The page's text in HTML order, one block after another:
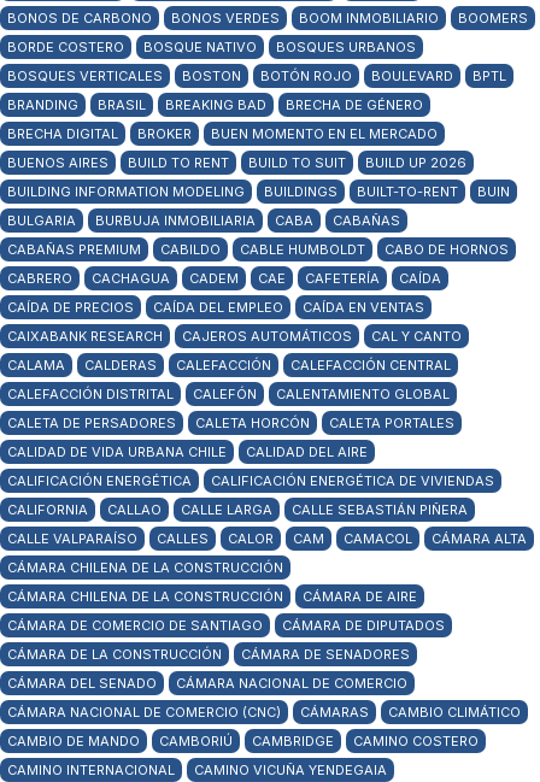
BONOS DE CARBONO
BONOS VERDES BOOM INMOBILIARIO
BOOMERS
BORDE COSTERO
BOSQUE NATIVO
BOSQUES URBANOS
BOSQUES VERTICALES
BOSTON BOTÓN ROJO BOULEVARD
BPTL
BRANDING
BRASIL BREAKING BAD
BRECHA DE GÉNERO
BRECHA DIGITAL
BROKER
BUEN MOMENTO EN EL MERCADO
BUENOS AIRES
BUILD TO RENT BUILD TO SUIT
BUILD UP 2026
BUILDING INFORMATION MODELING
BUILDINGS BUILT-TO-RENT
BUIN
BULGARIA
BURBUJA INMOBILIARIA CABA
CABAÑAS
CABAÑAS PREMIUM
CABILDO CABLE HUMBOLDT
CABO DE HORNOS
CABRERO
CACHAGUA CADEM CAE CAFETERÍA
CAÍDA
CAÍDA DE PRECIOS
CAÍDA DEL EMPLEO
CAÍDA EN VENTAS
CAIXABANK RESEARCH
CAJEROS AUTOMÁTICOS
CAL Y CANTO
CALAMA
CALDERAS CALEFACCIÓN
CALEFACCIÓN CENTRAL
CALEFACCIÓN DISTRITAL
CALEFÓN
CALENTAMIENTO GLOBAL
CALETA DE PERSADORES
CALETA HORCÓN
CALETA PORTALES
CALIDAD DE VIDA URBANA CHILE
CALIDAD DEL AIRE
CALIFICACIÓN ENERGÉTICA
CALIFICACIÓN ENERGÉTICA DE VIVIENDAS
CALIFORNIA
CALLAO CALLE LARGA
CALLE SEBASTIÁN PIÑERA
CALLE VALPARAÍSO
CALLES CALOR CAM CAMACOL
CÁMARA ALTA
CÁMARA CHILENA DE LA CONSTRUCCIÓN
CÁMARA CHILENA DE LA CONSTRUCCIÓN
CÁMARA DE AIRE
CÁMARA DE COMERCIO DE SANTIAGO
CÁMARA DE DIPUTADOS
CÁMARA DE LA CONSTRUCCIÓN
CÁMARA DE SENADORES
CÁMARA DEL SENADO
CÁMARA NACIONAL DE COMERCIO
CÁMARA NACIONAL DE COMERCIO (CNC)
CÁMARAS
CAMBIO CLIMÁTICO
CAMBIO DE MANDO
CAMBORIÚ CAMBRIDGE
CAMINO COSTERO
CAMINO INTERNACIONAL
CAMINO VICUÑA YENDEGAIA